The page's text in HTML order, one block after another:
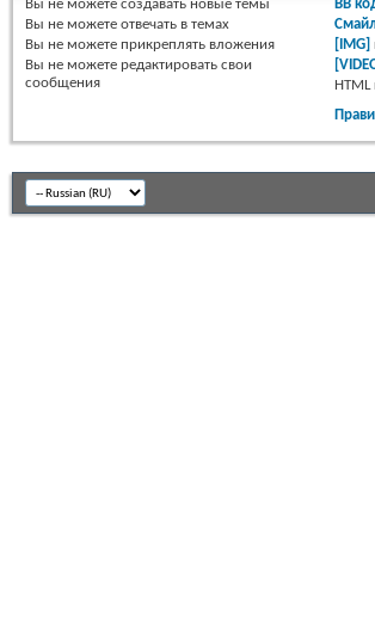
Вы не можете создавать новые темы
Вы не можете отвечать в темах
Вы не можете прикреплять вложения
Вы не можете редактировать свои
сообщения
BB
[IMG]
HTML